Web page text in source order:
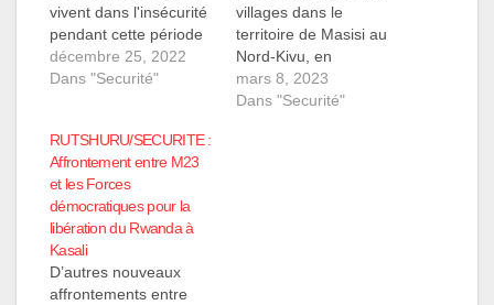
vivent dans l'insécurité
pendant cette période
de festivité de Noël et
nouvel an 2023. Selon
localité Tunda,
Monsieur BYAMUNGU
Hangi Theophile qui
livre la Nouvelle, les
villages victimes ce
dernier temps des
hommes armés non…
décembre 25, 2022
Dans "Securité"
villages dans le
territoire de Masisi au
Nord-Kivu, en
République
Démocratique du
mars 8, 2023
Dans "Securité"
RUTSHURU/SECURITE :
Affrontement entre M23
et les Forces
démocratiques pour la
libération du Rwanda à
Kasali
D’autres nouveaux
affrontements entre